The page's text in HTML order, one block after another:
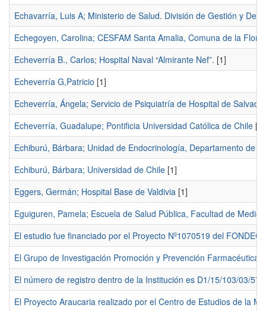
Echavarría, Luis A; Ministerio de Salud. División de Gestión y
Echegoyen, Carolina; CESFAM Santa Amalia, Comuna de la
Echeverría B., Carlos; Hospital Naval “Almirante Nef”. [1]
Echeverría G,Patricio [1]
Echeverría, Ángela; Servicio de Psiquiatría de Hospital de
Echeverría, Guadalupe; Pontificia Universidad Católica de Chile [1]
Echiburú, Bárbara; Unidad de Endocrinología, Departamento de
Echiburú, Bárbara; Universidad de Chile [1]
Eggers, Germán; Hospital Base de Valdivia [1]
Eguiguren, Pamela; Escuela de Salud Pública, Facultad de
El estudio fue financiado por el Proyecto Nº1070519 del
El Grupo de Investigación Promoción y Prevención
El número de registro dentro de la Institución es D1/15/103/03/57.
El Proyecto Araucaria realizado por el Centro de Estudios de la